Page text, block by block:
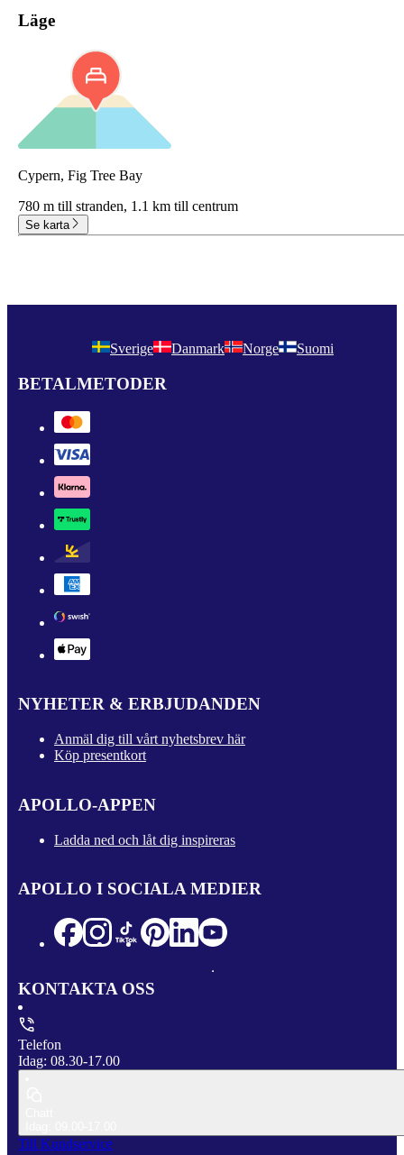
Läge
Cypern, Fig Tree Bay
780 m till stranden, 1.1 km till centrum
Se karta
Sverige Danmark Norge Suomi
BETALMETODER
NYHETER & ERBJUDANDEN
Anmäl dig till vårt nyhetsbrev här
Köp presentkort
APOLLO-APPEN
Ladda ned och låt dig inspireras
APOLLO I SOCIALA MEDIER
KONTAKTA OSS
Telefon
Idag: 08.30-17.00
Till Kundservice